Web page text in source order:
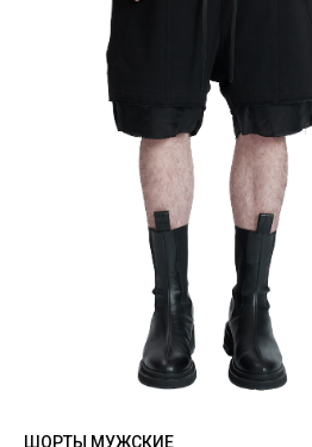
ШОРТЫ МУЖСКИЕ